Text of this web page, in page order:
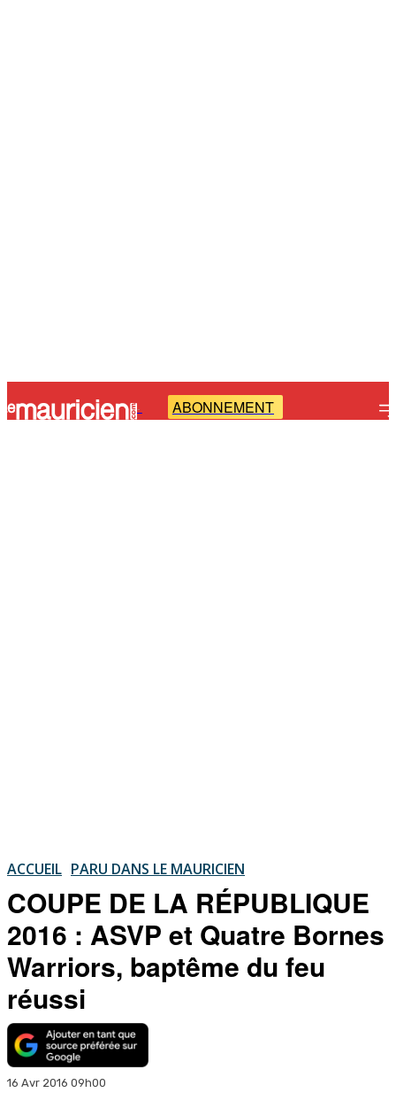
- ABONNEMENT
ACCUEIL PARU DANS LE MAURICIEN
COUPE DE LA RÉPUBLIQUE
2016 : ASVP et Quatre Bornes
Warriors, baptême du feu
réussi
16 Avr 2016 09h00